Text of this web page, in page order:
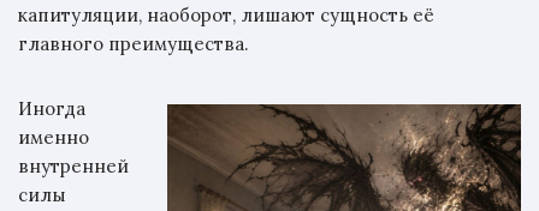
капитуляции, наоборот, лишают сущность её
главного преимущества.
Иногда
именно
внутренней
силы